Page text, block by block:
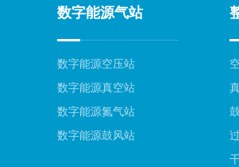
数字能源气站
数字能源空压站
数字能源真空站
数字能源氮气站
数字能源鼓风站